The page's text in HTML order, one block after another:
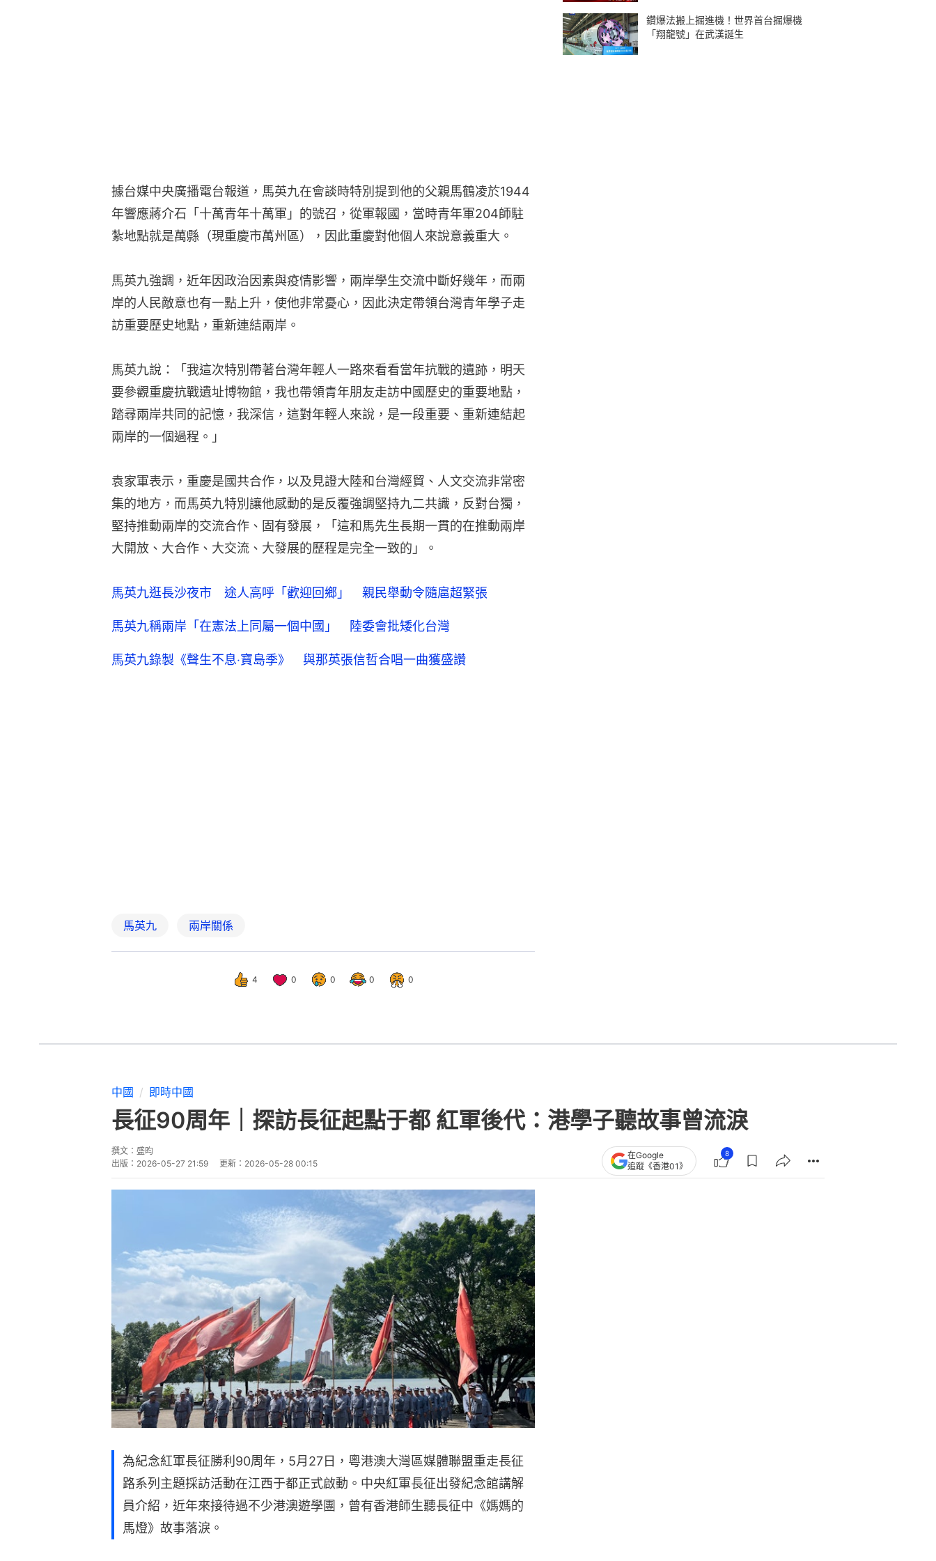
據台媒中央廣播電台報道，馬英九在會談時特別提到他的父親馬鶴凌於1944
年響應蔣介石「十萬青年十萬軍」的號召，從軍報國，當時青年軍204師駐
紮地點就是萬縣（現重慶市萬州區），因此重慶對他個人來說意義重大。
馬英九強調，近年因政治因素與疫情影響，兩岸學生交流中斷好幾年，而兩
岸的人民敵意也有一點上升，使他非常憂心，因此決定帶領台灣青年學子走
訪重要歷史地點，重新連結兩岸。
馬英九說：「我這次特別帶著台灣年輕人一路來看看當年抗戰的遺跡，明天
要參觀重慶抗戰遺址博物館，我也帶領青年朋友走訪中國歷史的重要地點，
踏尋兩岸共同的記憶，我深信，這對年輕人來說，是一段重要、重新連結起
兩岸的一個過程。」
袁家軍表示，重慶是國共合作，以及見證大陸和台灣經貿、人文交流非常密
集的地方，而馬英九特別讓他感動的是反覆強調堅持九二共識，反對台獨，
堅持推動兩岸的交流合作、固有發展，「這和馬先生長期一貫的在推動兩岸
大開放、大合作、大交流、大發展的歷程是完全一致的」。
馬英九逛長沙夜市 途人高呼「歡迎回鄉」 親民舉動令隨扈超緊張
馬英九稱兩岸「在憲法上同屬一個中國」 陸委會批矮化台灣
馬英九錄製《聲生不息‧寶島季》 與那英張信哲合唱一曲獲盛讚
馬英九 兩岸關係
4 0 0 0 0
鑽爆法搬上掘進機！世界首台掘爆機
「翔龍號」在武漢誕生
中國 即時中國
長征90周年｜探訪長征起點于都 紅軍後代：港學子聽故事曾流淚
撰文： 盛昀
出版： 2026-05-27 21:59 更新： 2026-05-28 00:15
在Google
追蹤《香港01》
8
為紀念紅軍長征勝利90周年，5月27日，粵港澳大灣區媒體聯盟重走長征
路系列主題採訪活動在江西于都正式啟動。中央紅軍長征出發紀念館講解
員介紹，近年來接待過不少港澳遊學團，曾有香港師生聽長征中《媽媽的
馬燈》故事落淚。